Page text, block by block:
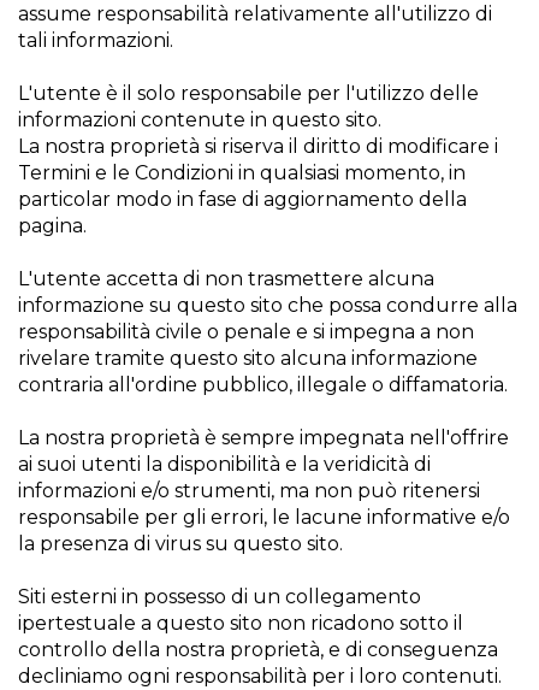
assume responsabilità relativamente all'utilizzo di
tali informazioni.
L'utente è il solo responsabile per l'utilizzo delle
informazioni contenute in questo sito.
La nostra proprietà si riserva il diritto di modificare i
Termini e le Condizioni in qualsiasi momento, in
particolar modo in fase di aggiornamento della
pagina.
L'utente accetta di non trasmettere alcuna
informazione su questo sito che possa condurre alla
responsabilità civile o penale e si impegna a non
rivelare tramite questo sito alcuna informazione
contraria all'ordine pubblico, illegale o diffamatoria.
La nostra proprietà è sempre impegnata nell'offrire
ai suoi utenti la disponibilità e la veridicità di
informazioni e/o strumenti, ma non può ritenersi
responsabile per gli errori, le lacune informative e/o
la presenza di virus su questo sito.
Siti esterni in possesso di un collegamento
ipertestuale a questo sito non ricadono sotto il
controllo della nostra proprietà, e di conseguenza
decliniamo ogni responsabilità per i loro contenuti.